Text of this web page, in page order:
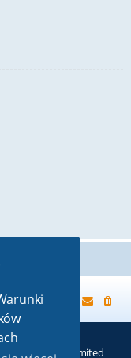
© phpBB Limited